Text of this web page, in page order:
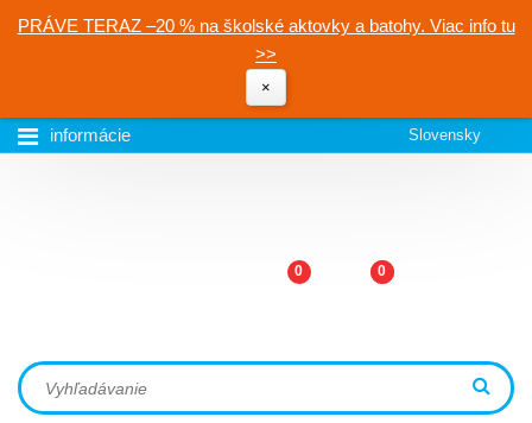
PRÁVE TERAZ –20 % na školské aktovky a batohy. Viac info tu
>>
×
informácie Slovensky
0 0